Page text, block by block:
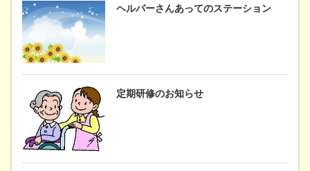
ヘルパーさんあってのステーション
定期研修のお知らせ